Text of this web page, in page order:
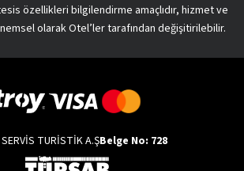
özellikleri bilgilendirme amaçlıdır, hizmet ve
olarak Otel’ler tarafından değişitirilebilir.
TURİSTİK A.ŞBelge No: 728